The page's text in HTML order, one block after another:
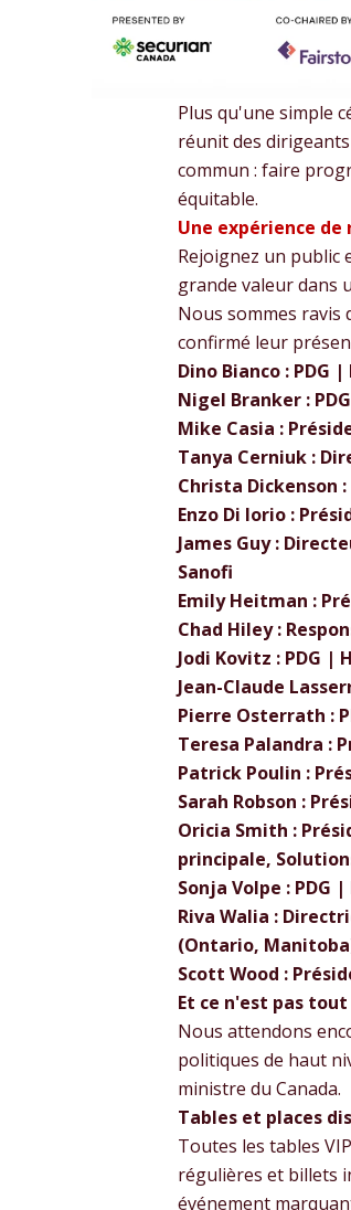
Plus qu'une simple
réunit des
commun : faire
équitable.
Une expérience
Rejoignez un public
grande valeur dans
Nous sommes ravis
confirmé leur
Dino Bianco : PDG
Nigel Branker :
Mike Casia :
Tanya Cerniuk :
Christa Dickenson
Enzo Di Iorio :
James Guy :
Sanofi
Emily Heitman :
Chad Hiley :
Jodi Kovitz : PDG |
Jean-Claude
Pierre Osterrath :
Teresa Palandra :
Patrick Poulin :
Sarah Robson :
Oricia Smith :
principale,
Sonja Volpe : PDG
Riva Walia :
(Ontario,
Scott Wood :
Et ce n'est pas tout
Nous attendons
politiques de haut
ministre du Canada.
Tables et places
Toutes les tables
régulières et billets
événement